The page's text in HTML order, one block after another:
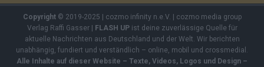
Copyright© 2019-2025 | cozmo infinity n.e.V. | cozmo media group
Verlag Raffi Gasser | FLASH UPist deine zuverlässige Quelle für
aktuelle Nachrichten aus Deutschland und der Welt. Wir berichten
unabhängig, fundiert und verständlich – online, mobil und crossmedial.
Alle Inhalte auf dieser Website – Texte, Videos, Logos und Design –